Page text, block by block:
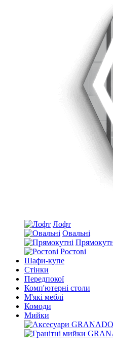
Лофт
Овальні
Ростові
Шафи-купе
Стінки
Передпокої
Комп'ютерні столи
М'які меблі
Комоди
Мийки